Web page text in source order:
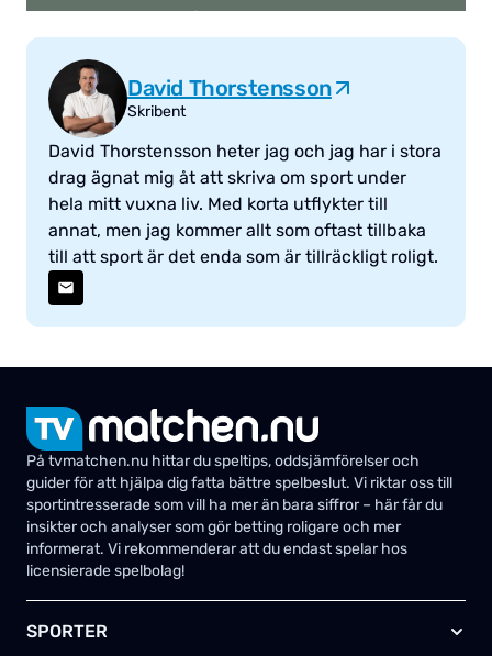
David Thorstensson
Skribent
David Thorstensson heter jag och jag har i stora
drag ägnat mig åt att skriva om sport under
hela mitt vuxna liv. Med korta utflykter till
annat, men jag kommer allt som oftast tillbaka
till att sport är det enda som är tillräckligt roligt.
På tvmatchen.nu hittar du speltips, oddsjämförelser och
guider för att hjälpa dig fatta bättre spelbeslut. Vi riktar oss till
sportintresserade som vill ha mer än bara siffror – här får du
insikter och analyser som gör betting roligare och mer
informerat. Vi rekommenderar att du endast spelar hos
licensierade spelbolag!
SPORTER